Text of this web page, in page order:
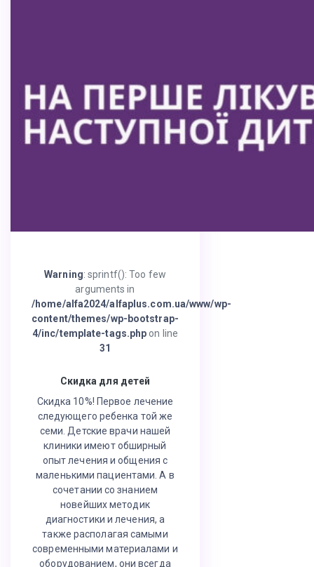
Warning: sprintf(): Too few
arguments in
/home/alfa2024/alfaplus.com.ua/www/wp-
content/themes/wp-bootstrap-
4/inc/template-tags.php on line
31
Скидка для детей
Скидка 10%! Первое лечение
следующего ребенка той же
семи. Детские врачи нашей
клиники имеют обширный
опыт лечения и общения с
маленькими пациентами. А в
сочетании со знанием
новейших методик
диагностики и лечения, а
также располагая самыми
современными материалами и
оборудованием, они всегда